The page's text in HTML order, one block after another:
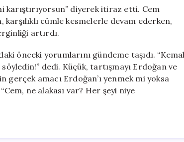
karıştırıyorsun” diyerek itiraz etti. Cem
cümle kesmelerle devam ederken,
artırdı.
önceki yorumlarını gündeme taşıdı.
dedi. Küçük, tartışmayı Erdoğan ve
gerçek amacı Erdoğan’ı yenmek mi yoksa
ne alakası var? Her şeyi niye